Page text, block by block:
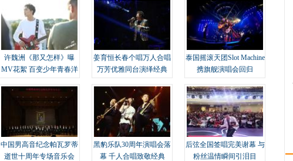
许魏洲《那又怎样》曝
MV花絮 百变少年青春洋
姜育恒长春个唱万人合唱
万芳优雅同台演绎经典
泰国摇滚天团Slot Machine
携旗舰演唱会回归
中国男高音纪念帕瓦罗蒂
逝世十周年专场音乐会
黑豹乐队30周年演唱会落
幕 千人合唱致敬经典
后弦全国签唱完美谢幕 与
粉丝温情瞬间引泪目